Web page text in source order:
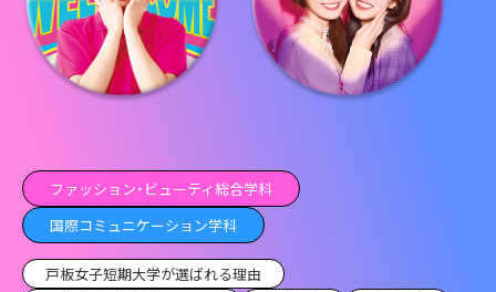
ファッション・ビューティ総合学科
国際コミュニケーション学科
戸板女子短期大学が選ばれる理由